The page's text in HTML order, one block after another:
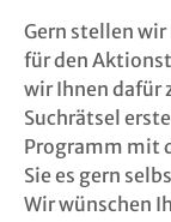
Gern stellen
für den
wir Ihnen dafür
Suchrätsel
Programm mit
Sie es gern
Wir wünschen